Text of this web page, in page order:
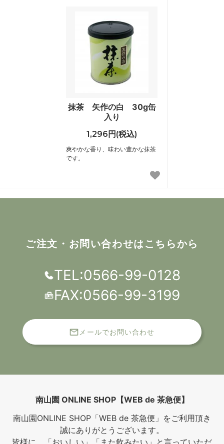
抹茶 矢作の白 30g缶
入り
1,296円(税込)
爽やかな香り、味わい豊かな抹茶
です。
ご注文・お問い合わせはこちらから
TEL:0566-99-0128
FAX:0566-99-3199
メールでお問い合わせ
南山園 ONLINE SHOP【WEB de 茶急便】
南山園ONLINE SHOP「WEB de 茶急便」をご利用頂き
誠にありがとうございます。